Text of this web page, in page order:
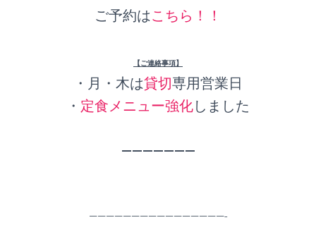
ご予約はこちら！！
【ご連絡事項】
・月・木は貸切専用営業日
・ 定食メニュー強化しました
———————
————————————————-